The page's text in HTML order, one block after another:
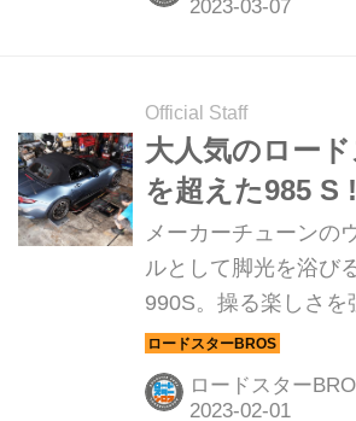
Official Staff
大人気のロー
を超えた985 S
メーカーチューンの
ルとして脚光を浴び
990S。操る楽しさを
ポ〟的な仕上がりが
んの売れ筋となって
ターのプロショップ
ロードスター